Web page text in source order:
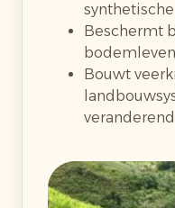
Beschermt
Bouwt